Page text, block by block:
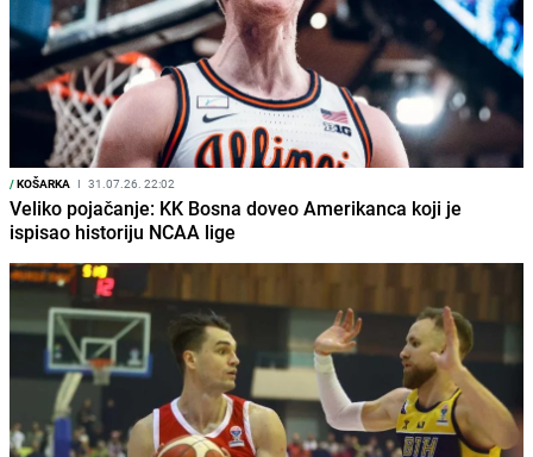
/KOŠARKA I 31.07.26. 22:02
Veliko pojačanje: KK Bosna doveo Amerikanca koji je
ispisao historiju NCAA lige